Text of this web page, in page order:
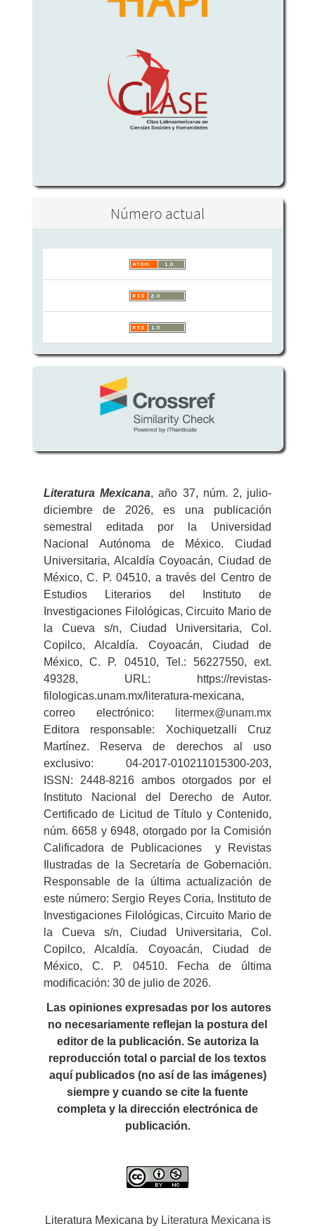
Número actual
Literatura Mexicana, año 37, núm. 2, julio-
diciembre de 2026, es una publicación
semestral editada por la Universidad
Nacional Autónoma de México. Ciudad
Universitaria, Alcaldía Coyoacán, Ciudad de
México, C. P. 04510, a través del Centro de
Estudios Literarios del Instituto de
Investigaciones Filológicas, Circuito Mario de
la Cueva s/n, Ciudad Universitaria, Col.
Copilco, Alcaldía. Coyoacán, Ciudad de
México, C. P. 04510, Tel.: 56227550, ext.
49328, URL: https://revistas-
filologicas.unam.mx/literatura-mexicana,
correo electrónico:
litermex@unam.mx
Editora responsable: Xochiquetzalli Cruz
Martínez. Reserva de derechos al uso
exclusivo: 04-2017-010211015300-203,
ISSN: 2448-8216 ambos otorgados por el
Instituto Nacional del Derecho de Autor.
Certificado de Licitud de Título y Contenido,
núm. 6658 y 6948, otorgado por la Comisión
Calificadora de Publicaciones y Revistas
Ilustradas de la Secretaría de Gobernación.
Responsable de la última actualización de
este número: Sergio Reyes Coria, Instituto de
Investigaciones Filológicas, Circuito Mario de
la Cueva s/n, Ciudad Universitaria, Col.
Copilco, Alcaldía. Coyoacán, Ciudad de
México, C. P. 04510. Fecha de última
modificación: 30 de julio de 2026.
Las opiniones expresadas por los autores
no necesariamente reflejan la postura del
editor de la publicación. Se autoriza la
reproducción total o parcial de los textos
aquí publicados (no así de las imágenes)
siempre y cuando se cite la fuente
completa y la dirección electrónica de
publicación.
Literatura Mexicana by Literatura Mexicana is